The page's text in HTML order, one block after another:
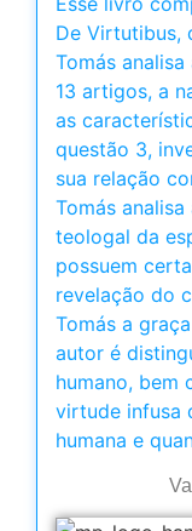
De Virtutibus,
Tomás
13 artigos, a
as
questão 3,
sua relação
Tomás
teologal da
possuem
revelação do
Tomás a
autor é
humano, bem
virtude infusa
humana e